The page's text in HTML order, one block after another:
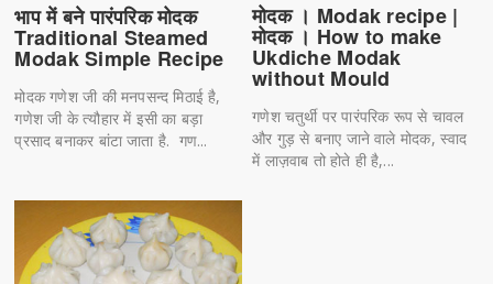
भाप में बने पारंपरिक मोदक
Traditional Steamed
Modak Simple Recipe
मोदक गणेश जी की मनपसन्द मिठाई है,
गणेश जी के त्यौहार में इसी का बड़ा
प्रसाद बनाकर बांटा जाता है. गण...
मोदक । Modak recipe |
मोदक । How to make
Ukdiche Modak
without Mould
गणेश चतुर्थी पर पारंपरिक रूप से चावल
और गुड़ से बनाए जाने वाले मोदक, स्वाद
में लाज़वाब तो होते ही है,...